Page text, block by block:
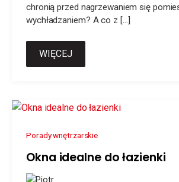
chronią przed nagrzewaniem się
wychładzaniem? A co z […]
WIĘCEJ
Porady wnętrzarskie
Okna idealne do łazienki